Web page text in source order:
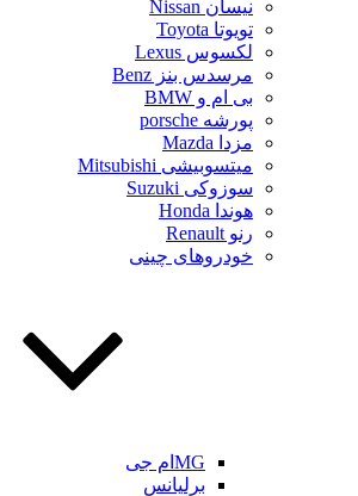
نیسان Nissan
تویوتا Toyota
لکسوس Lexus
مرسدس بنز Benz
بی ام و BMW
پورشه porsche
مزدا Mazda
میتسوبیشی Mitsubishi
سوزوکی Suzuki
هوندا Honda
رنو Renault
خودروهای چینی
MGام جی
برلیانس